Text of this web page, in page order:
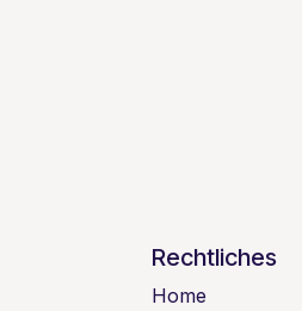
Rechtliches
Home